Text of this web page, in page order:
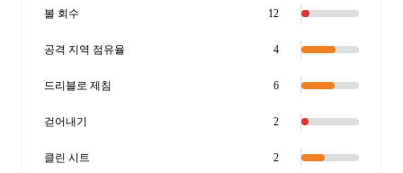
볼 회수 12
공격 지역 점유율 4
드리블로 제침 6
걷어내기 2
클린 시트 2